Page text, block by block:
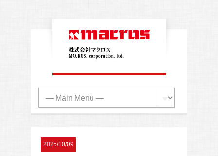
2025/10/09